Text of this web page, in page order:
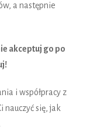
a następnie
akceptuj go po
i współpracy z
się, jak